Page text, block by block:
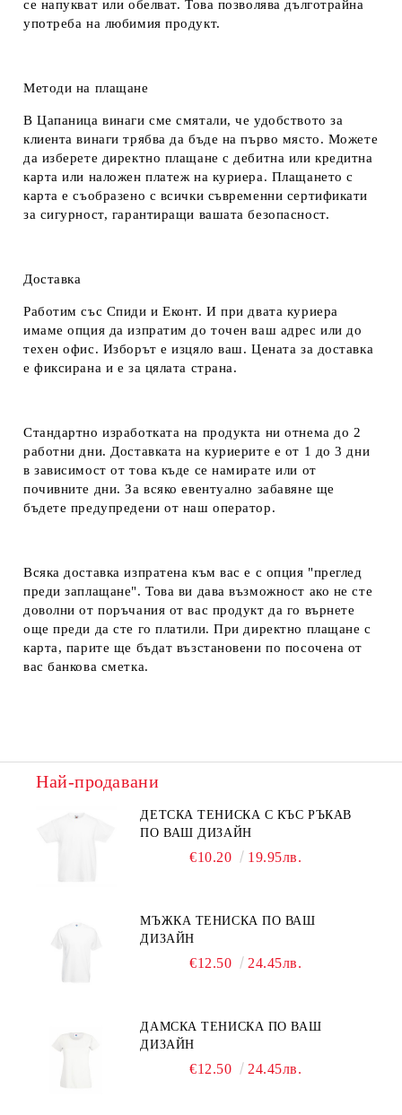
се напукват или обелват. Това позволява дълготрайна
употреба на любимия продукт.
Методи на плащане
В Цапаница винаги сме смятали, че удобството за
клиента винаги трябва да бъде на първо място. Можете
да изберете директно плащане с дебитна или кредитна
карта или наложен платеж на куриера. Плащането с
карта е съобразено с всички съвременни сертификати
за сигурност, гарантиращи вашата безопасност.
Доставка
Работим със Спиди и Еконт. И при двата куриера
имаме опция да изпратим до точен ваш адрес или до
техен офис. Изборът е изцяло ваш. Цената за доставка
е фиксирана и е за цялата страна.
Стандартно изработката на продукта ни отнема до 2
работни дни. Доставката на куриерите е от 1 до 3 дни
в зависимост от това къде се намирате или от
почивните дни. За всяко евентуално забавяне ще
бъдете предупредени от наш оператор.
Всяка доставка изпратена към вас е с опция "преглед
преди заплащане". Това ви дава възможност ако не сте
доволни от поръчания от вас продукт да го върнете
още преди да сте го платили. При директно плащане с
карта, парите ще бъдат възстановени по посочена от
вас банкова сметка.
Най-продавани
ДЕТСКА ТЕНИСКА С КЪС РЪКАВ
ПО ВАШ ДИЗАЙН
€10.20 19.95лв.
МЪЖКА ТЕНИСКА ПО ВАШ
ДИЗАЙН
€12.50 24.45лв.
ДАМСКА ТЕНИСКА ПО ВАШ
ДИЗАЙН
€12.50 24.45лв.